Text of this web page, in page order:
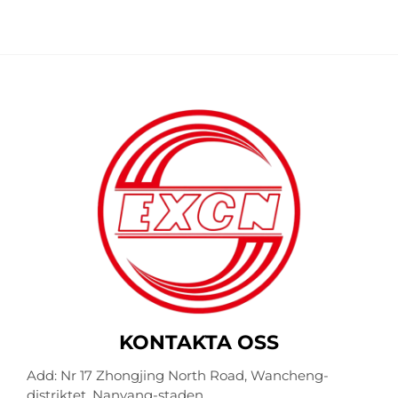
KONTAKTA OSS
Add: Nr 17 Zhongjing North Road, Wancheng-